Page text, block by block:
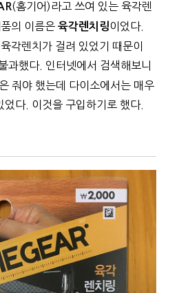
(홈기어)라고 쓰여 있는 육각렌
의 이름은 육각렌치링이었다.
각렌치가 걸려 있었기 때문이
과했다. 인터넷에서 검색해보니
줘야 했는데 다이소에서는 매우
었다. 이것을 구입하기로 했다.